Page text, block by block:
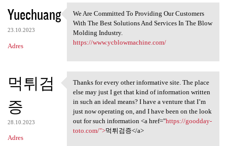
K
o
m
e
t
r
z
e
Yuechuang
23.10.2023
Adres
We Are Committed To Providing
We Are Committed To Providing Our Customers
With The Best Solutions And Services In The Blow
Molding Industry.
https://www.ycblowmachine.com/
먹튀검
증
28.10.2023
Adres
Thanks for every other
Thanks for every other informative site. The place
else may just I get that kind of information written
in such an ideal means? I have a venture that I’m
just now operating on, and I have been on the look
out for such information <a href="https://goodday-
toto.com/">먹튀검증</a>